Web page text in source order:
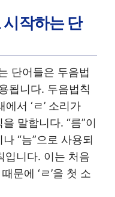
시작하는 단
단어들은 두음법
됩니다. 두음법칙
서 ‘ㄹ’ 소리가
을 말합니다. “름”이
“늠”으로 사용되
입니다. 이는 처음
문에 ‘ㄹ’을 첫 소